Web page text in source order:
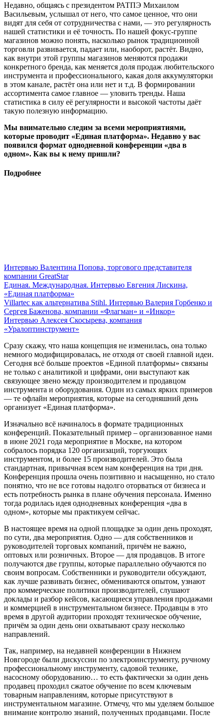
Недавно, общаясь с президентом РАТПЭ Михаилом
Васильевым, услышал от него, что самое ценное, что они
видят для себя от сотрудничества с нами, — это регулярность
нашей статистики и её точность. По нашей фокус-группе
магазинов можно понять, насколько рынок традиционной
торговли развивается, падает или, наоборот, растёт. Видно,
как внутри этой группы магазинов меняются продажи
конкретного бренда, как меняется доля продаж любительского
инструмента и профессионального, какая доля аккумуляторки
в этом канале, растёт она или нет и т.д. В формировании
ассортимента самое главное — уловить тренды. Наша
статистика в силу её регулярности и высокой частоты даёт
такую полезную информацию.
Мы внимательно следим за всеми мероприятиями,
которые проводит «Единая платформа». Недавно у вас
появился формат однодневной конференции «два в
одном». Как вы к нему пришли?
Подробнее
Интервью Валентина Попова, торгового представителя
компании GreatStar
Единая. Международная. Интервью Евгения Лискина,
«Единая платформа»
Villartec как альтернатива Stihl. Интервью Валерия Горбенко и
Сергея Баженова, компании «Флагман» и «Инкор»
Интервью Алексея Скосырева, компания
«Уралоптинструмент»
Сразу скажу, что наша концепция не изменилась, она только
немного модифицировалась, не отходя от своей главной идеи.
Сегодня всё больше проектов «Единой платформы» связаны
не только с аналитикой и цифрами, они выступают как
связующее звено между производителем и продавцом
инструмента и оборудования. Один из самых ярких примеров
— те офлайн мероприятия, которые на сегодняшний день
организует «Единая платформа».
Изначально всё начиналось в формате традиционных
конференций. Показательный пример – организованное нами
в июне 2021 года мероприятие в Москве, на котором
собралось порядка 120 организаций, торгующих
инструментом, и более 15 производителей. Это была
стандартная, привычная всем нам конференция на три дня.
Конференция прошла очень позитивно и насыщенно, но стало
понятно, что не все готовы надолго оторваться от бизнеса и
есть потребность рынка в плане обучения персонала. Именно
тогда родилась идея однодневных конференция «два в
одном», которые мы практикуем сейчас.
В настоящее время на одной площадке за один день проходят,
по сути, два мероприятия. Одно — для собственников и
руководителей торговых компаний, причём не важно,
оптовых или розничных. Второе — для продавцов. В итоге
получаются две группы, которые параллельно обучаются по
своим вопросам. Собственники и руководители обсуждают,
как лучше развивать бизнес, обмениваются опытом, узнают
про коммерческие политики производителей, слушают
доклады и разбор кейсов, касающиеся управления продажами
и коммерцией в инструментальном бизнесе. Продавцы в это
время в другой аудитории проходят техническое обучение,
причём за один день они охватывают сразу несколько
направлений.
Так, например, на недавней конференции в Нижнем
Новгороде были дискуссии по электроинструменту, ручному
профессиональному инструменту, садовой технике,
насосному оборудованию… то есть фактически за один день
продавец проходил сжатое обучение по всем ключевым
товарным направлениям, которые присутствуют в
инструментальном магазине. Отмечу, что мы уделяем большое
внимание контролю знаний, полученных продавцами. После